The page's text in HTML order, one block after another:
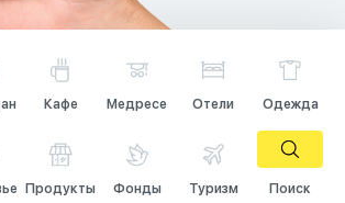
Кафе Медресе Отели Одежда
Продукты Фонды Туризм Поиск